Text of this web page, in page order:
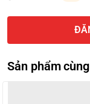
Sản phẩm